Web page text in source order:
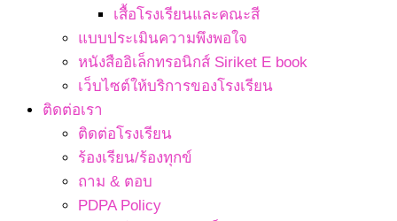
เสื้อโรงเรียนและคณะสี
แบบประเมินความพึงพอใจ
หนังสืออิเล็กทรอนิกส์ Siriket E book
เว็บไซต์ให้บริการของโรงเรียน
ติดต่อเรา
ติดต่อโรงเรียน
ร้องเรียน/ร้องทุกข์
ถาม & ตอบ
PDPA Policy